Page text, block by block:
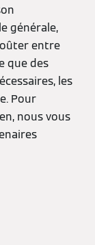
générale,
entre
que des
les
Pour
nous vous